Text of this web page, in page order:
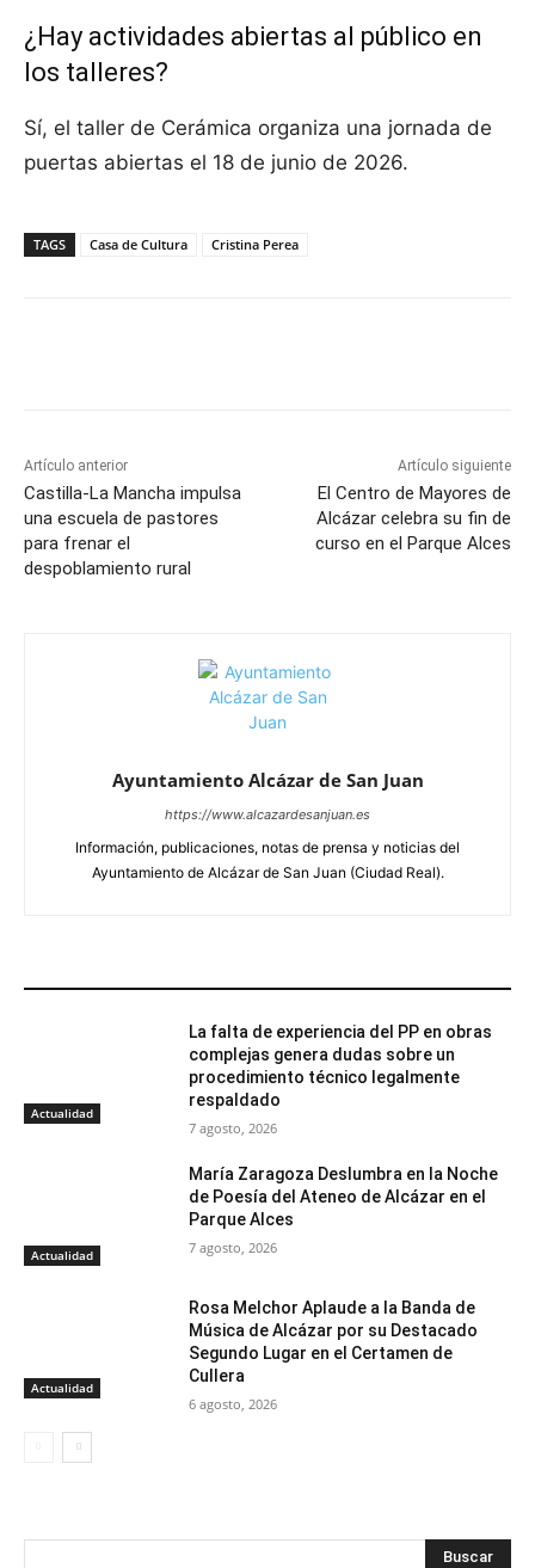
¿Hay actividades abiertas al público en
los talleres?
Sí, el taller de Cerámica organiza una jornada de
puertas abiertas el 18 de junio de 2026.
TAGS Casa de Cultura Cristina Perea
Artículo anterior
Castilla-La Mancha impulsa
una escuela de pastores
para frenar el
despoblamiento rural
Artículo siguiente
El Centro de Mayores de
Alcázar celebra su fin de
curso en el Parque Alces
Ayuntamiento Alcázar de San Juan
https://www.alcazardesanjuan.es
Información, publicaciones, notas de prensa y noticias del
Ayuntamiento de Alcázar de San Juan (Ciudad Real).
Actualidad
La falta de experiencia del PP en obras
complejas genera dudas sobre un
procedimiento técnico legalmente
respaldado
7 agosto, 2026
Actualidad
María Zaragoza Deslumbra en la Noche
de Poesía del Ateneo de Alcázar en el
Parque Alces
7 agosto, 2026
Actualidad
Rosa Melchor Aplaude a la Banda de
Música de Alcázar por su Destacado
Segundo Lugar en el Certamen de
Cullera
6 agosto, 2026
Buscar